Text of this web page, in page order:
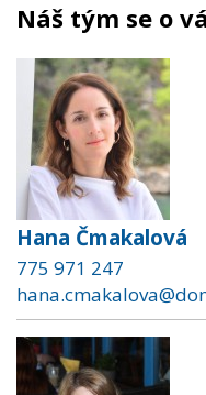
Náš tým se o
Hana Čmakalová
775 971 247